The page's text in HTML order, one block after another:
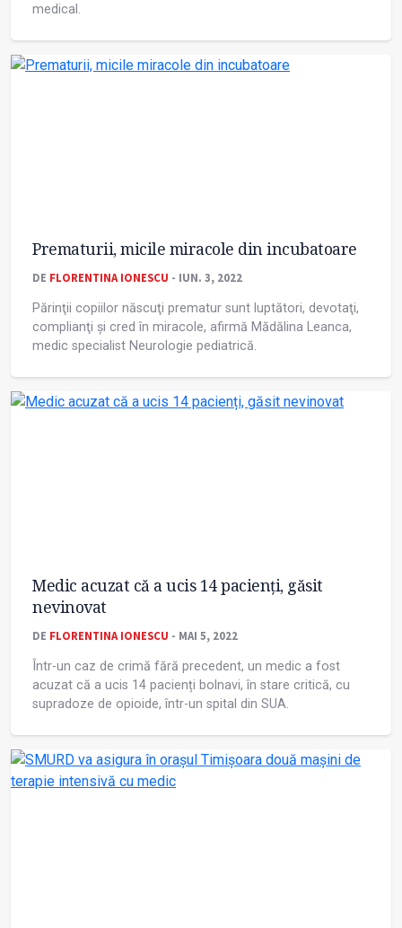
medical.
Prematurii, micile miracole din incubatoare
DE FLORENTINA IONESCU - IUN. 3, 2022
Părinţii copiilor născuţi prematur sunt luptători, devotaţi,
complianţi și cred în miracole, afirmă Mădălina Leanca,
medic specialist Neurologie pediatrică.
Medic acuzat că a ucis 14 pacienți, găsit
nevinovat
DE FLORENTINA IONESCU - MAI 5, 2022
Într-un caz de crimă fără precedent, un medic a fost
acuzat că a ucis 14 pacienți bolnavi, în stare critică, cu
supradoze de opioide, într-un spital din SUA.